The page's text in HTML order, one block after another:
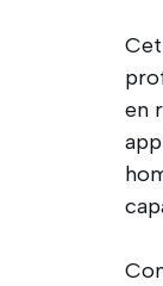
en